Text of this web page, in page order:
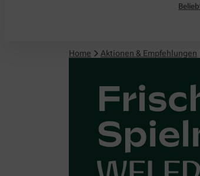
Home Aktionen & Empfehlungen